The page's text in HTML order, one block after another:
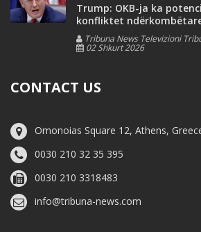
Trump: OKB-ja ka
konfliktet
Tribuna News Televizioni
02 Shkurt 2026
CONTACT US
Omonoias Square 12, Athens,
0030 210 32 35 395
0030 210 3318483
info@tribuna-news.com